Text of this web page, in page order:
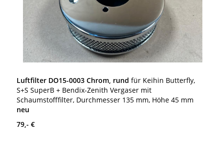
Luftfilter DO15-0003 Chrom, rund für Keihin Butterfly,
S+S SuperB + Bendix-Zenith Vergaser mit
Schaumstofffilter, Durchmesser 135 mm, Höhe 45 mm
neu
79,- €